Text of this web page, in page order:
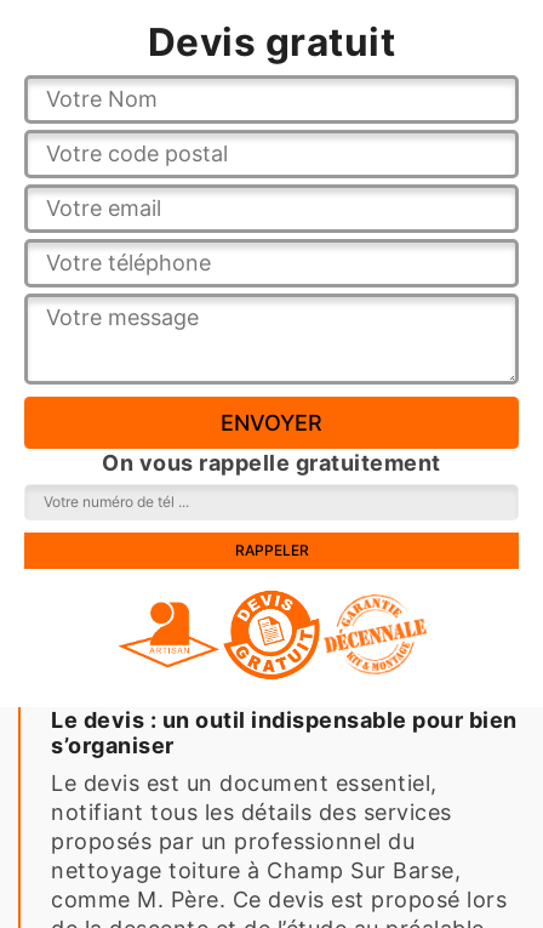
Devis gratuit
On vous rappelle gratuitement
Le devis : un outil indispensable pour bien
s’organiser
Le devis est un document essentiel,
notifiant tous les détails des services
proposés par un professionnel du
nettoyage toiture à Champ Sur Barse,
comme M. Père. Ce devis est proposé lors